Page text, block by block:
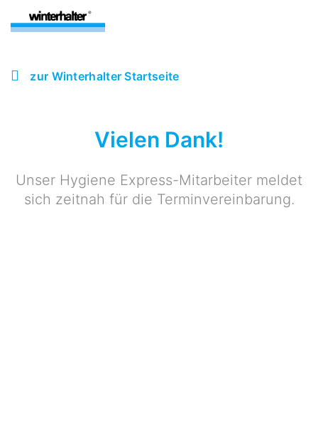
zur Winterhalter Startseite
Vielen Dank!
Unser Hygiene Express-Mitarbeiter meldet
sich zeitnah für die Terminvereinbarung.